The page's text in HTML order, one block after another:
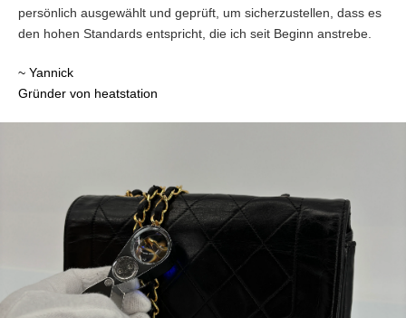
persönlich ausgewählt und geprüft, um sicherzustellen, dass es
den hohen Standards entspricht, die ich seit Beginn anstrebe.
~ Yannick
Gründer von heatstation